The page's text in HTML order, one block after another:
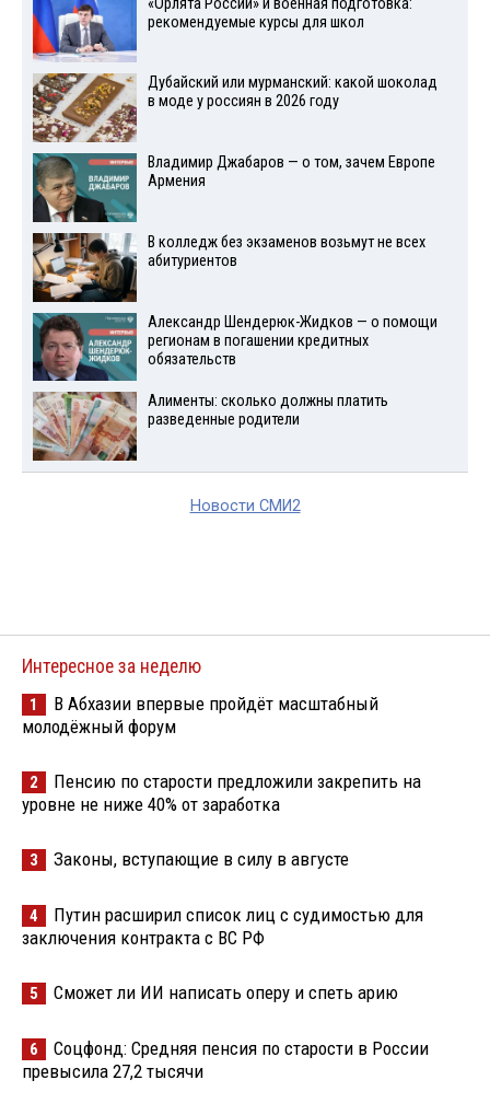
рекомендуемые курсы для школ
Дубайский или мурманский: какой шоколад
в моде у россиян в 2026 году
Владимир Джабаров — о том, зачем Европе
Армения
В колледж без экзаменов возьмут не всех
абитуриентов
Александр Шендерюк-Жидков — о помощи
регионам в погашении кредитных
обязательств
Алименты: сколько должны платить
разведенные родители
Новости СМИ2
Интересное за неделю
1
В Абхазии впервые пройдёт масштабный
молодёжный форум
2
Пенсию по старости предложили закрепить на
уровне не ниже 40% от заработка
3 Законы, вступающие в силу в августе
4
Путин расширил список лиц с судимостью для
заключения контракта с ВС РФ
5 Сможет ли ИИ написать оперу и спеть арию
6
Соцфонд: Средняя пенсия по старости в России
превысила 27,2 тысячи